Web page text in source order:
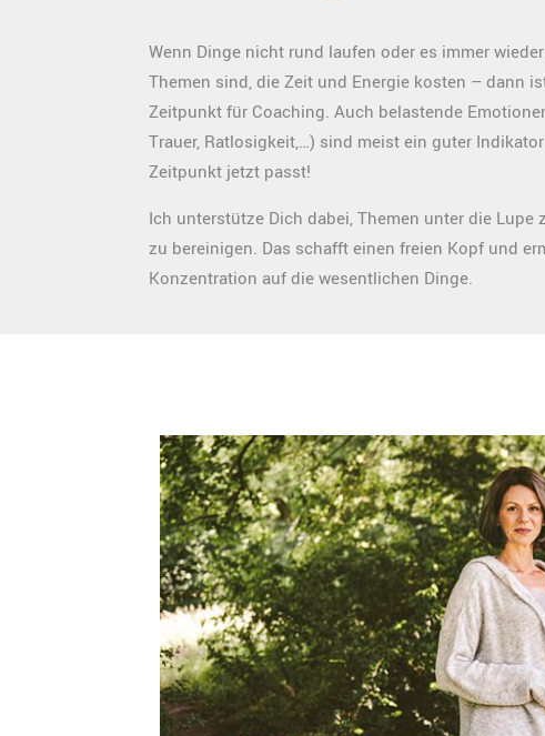
Wenn Dinge nicht rund laufen oder es immer
Themen sind, die Zeit und Energie kosten – dann
Zeitpunkt für Coaching. Auch belastende
Trauer, Ratlosigkeit,…) sind meist ein guter
Zeitpunkt jetzt passt!
Ich unterstütze Dich dabei, Themen unter die Lupe
zu bereinigen. Das schafft einen freien Kopf und
Konzentration auf die wesentlichen Dinge.